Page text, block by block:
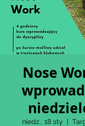
Nose
niedz., 18 sty
  |